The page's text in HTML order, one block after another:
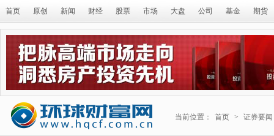
首页 原创 新闻 财经 股票 市场 大盘 公司 基金 期货
当前位置： 首页 > 证券要闻